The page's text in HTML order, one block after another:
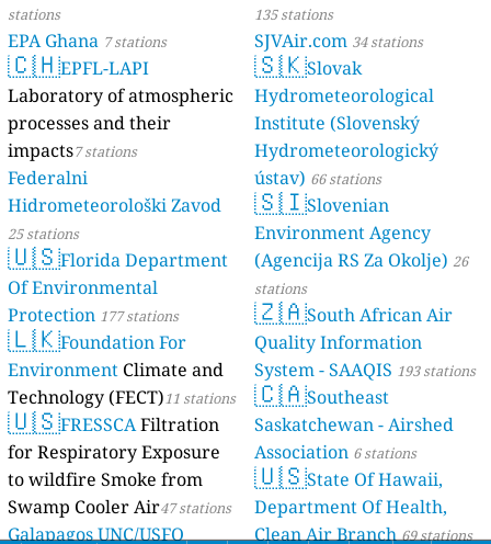
stations
EPA Ghana 7 stations
🇨🇭EPFL-LAPI
Laboratory of atmospheric
processes and their
impacts7 stations
Federalni
Hidrometeorološki Zavod
25 stations
🇺🇸Florida Department
Of Environmental
Protection 177 stations
🇱🇰Foundation For
Environment Climate and
Technology (FECT)11 stations
🇺🇸FRESSCAFiltration
for Respiratory Exposure
to wildfire Smoke from
Swamp Cooler Air47 stations
Galapagos UNC/USFQ
135 stations
SJVAir.com 34 stations
🇸🇰Slovak
Hydrometeorological
Institute (Slovenský
Hydrometeorologický
ústav) 66 stations
🇸🇮Slovenian
Environment Agency
(Agencija RS Za Okolje) 26
stations
🇿🇦South African Air
Quality Information
System - SAAQIS 193 stations
🇨🇦Southeast
Saskatchewan - Airshed
Association 6 stations
🇺🇸State Of Hawaii,
Department Of Health,
Clean Air Branch 69 stations